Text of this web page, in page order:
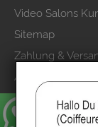
Video Salons
Sitemap
Zahlung &
AGB &